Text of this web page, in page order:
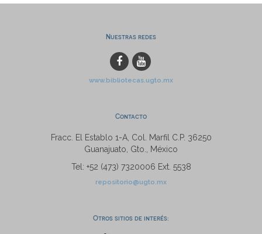
Nuestras redes
www.bibliotecas.ugto.mx
Contacto
Fracc. El Establo 1-A, Col. Marfil C.P. 36250
Guanajuato, Gto., México
Tel: +52 (473) 7320006 Ext. 5538
repositorio@ugto.mx
Otros sitios de interés: